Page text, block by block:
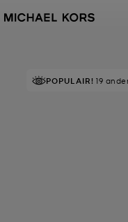
POPULAIR! 19